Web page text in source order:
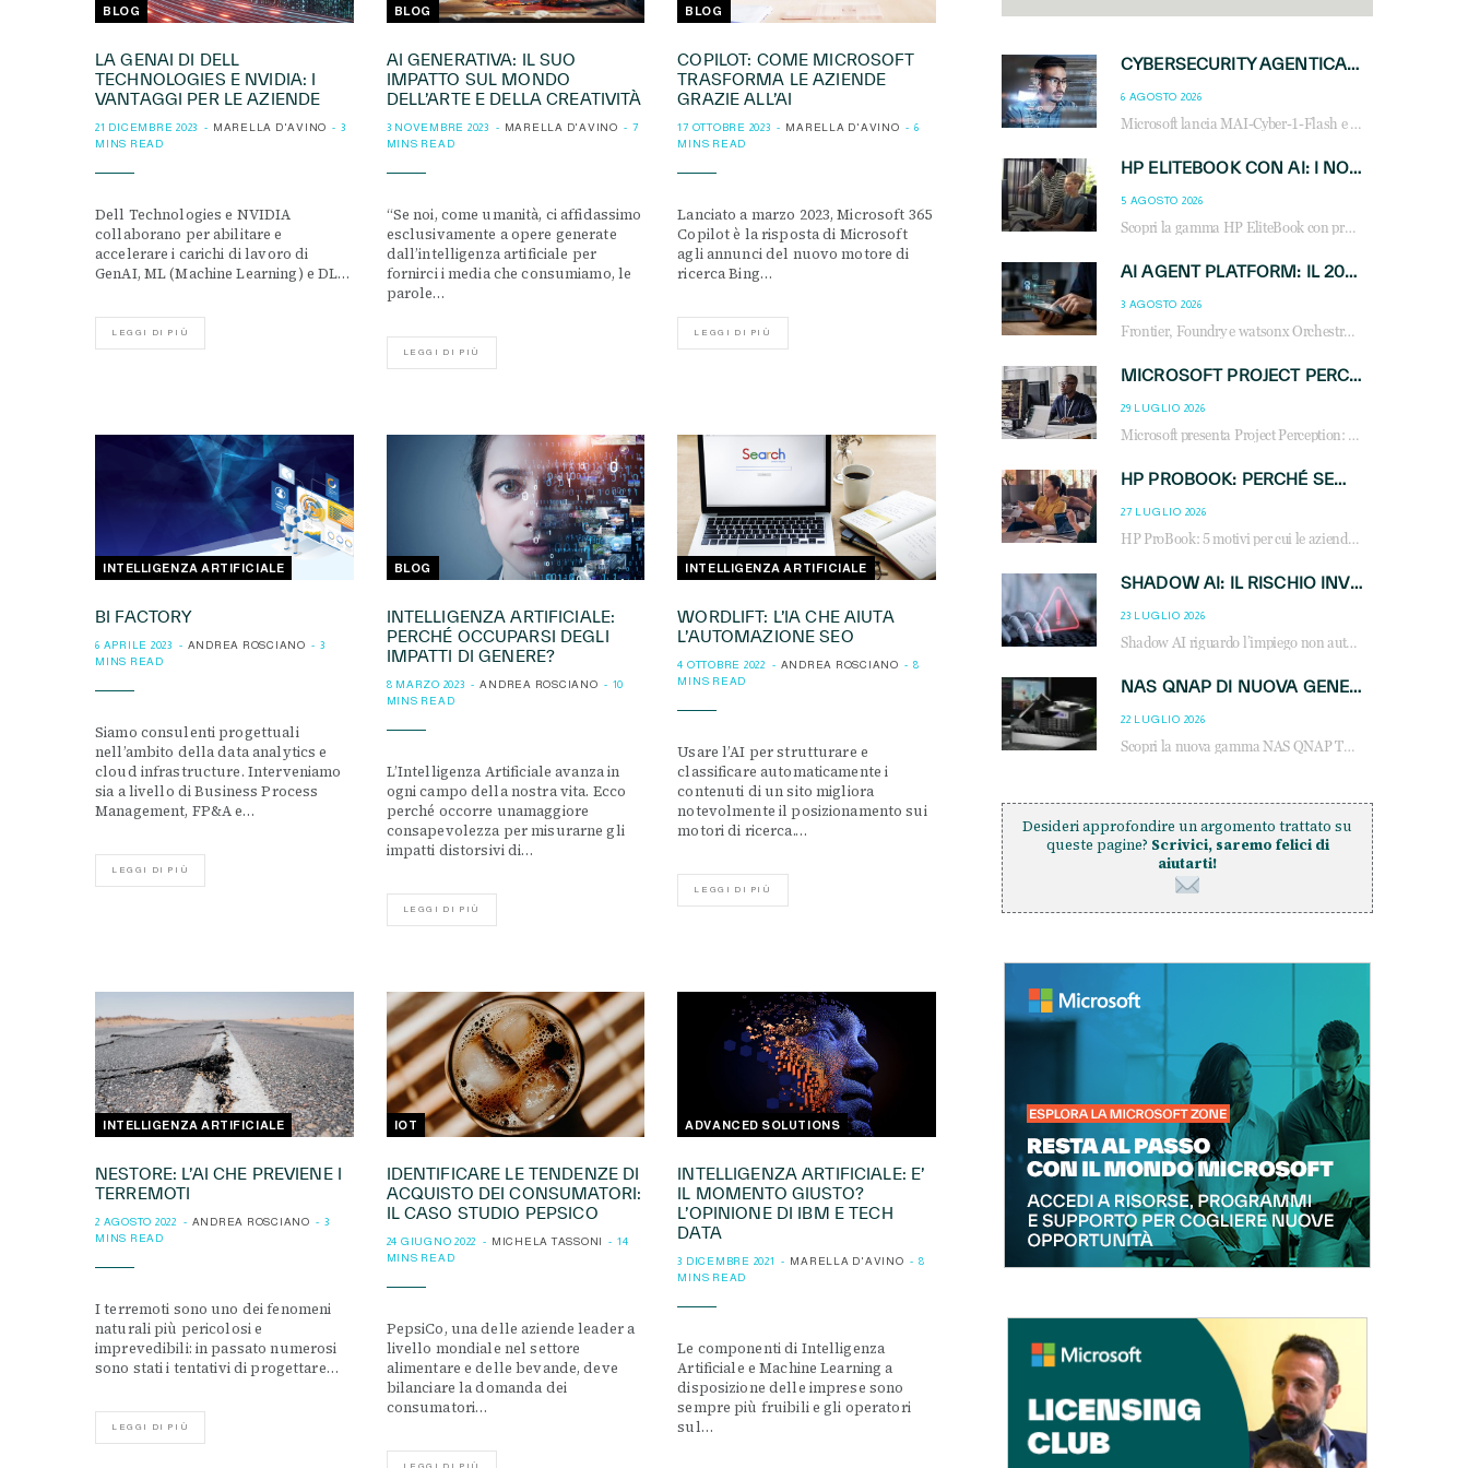
BLOG
LA GENAI DI DELL
TECHNOLOGIES E NVIDIA: I
VANTAGGI PER LE AZIENDE
21 DICEMBRE 2023 MARELLA D'AVINO
3
MINS READ
Dell Technologies e NVIDIA
collaborano per abilitare e
accelerare i carichi di lavoro di
GenAI, ML (Machine Learning) e DL…
LEGGI DI PIÙ
BLOG
AI GENERATIVA: IL SUO
IMPATTO SUL MONDO
DELL’ARTE E DELLA CREATIVITÀ
3 NOVEMBRE 2023 MARELLA D'AVINO
7
MINS READ
“Se noi, come umanità, ci affidassimo
esclusivamente a opere generate
dall’intelligenza artificiale per
fornirci i media che consumiamo, le
parole…
LEGGI DI PIÙ
BLOG
COPILOT: COME MICROSOFT
TRASFORMA LE AZIENDE
GRAZIE ALL’AI
17 OTTOBRE 2023 MARELLA D'AVINO
6
MINS READ
Lanciato a marzo 2023, Microsoft 365
Copilot è la risposta di Microsoft
agli annunci del nuovo motore di
ricerca Bing…
LEGGI DI PIÙ
INTELLIGENZA ARTIFICIALE
BI FACTORY
6 APRILE 2023 ANDREA ROSCIANO
3
MINS READ
Siamo consulenti progettuali
nell’ambito della data analytics e
cloud infrastructure. Interveniamo
sia a livello di Business Process
Management, FP&A e…
LEGGI DI PIÙ
BLOG
INTELLIGENZA ARTIFICIALE:
PERCHÉ OCCUPARSI DEGLI
IMPATTI DI GENERE?
8 MARZO 2023 ANDREA ROSCIANO
10
MINS READ
L’Intelligenza Artificiale avanza in
ogni campo della nostra vita. Ecco
perché occorre unamaggiore
consapevolezza per misurarne gli
impatti distorsivi di…
LEGGI DI PIÙ
INTELLIGENZA ARTIFICIALE
WORDLIFT: L’IA CHE AIUTA
L’AUTOMAZIONE SEO
4 OTTOBRE 2022 ANDREA ROSCIANO
8
MINS READ
Usare l’AI per strutturare e
classificare automaticamente i
contenuti di un sito migliora
notevolmente il posizionamento sui
motori di ricerca.…
LEGGI DI PIÙ
INTELLIGENZA ARTIFICIALE
NESTORE: L’AI CHE PREVIENE I
TERREMOTI
2 AGOSTO 2022 ANDREA ROSCIANO
3
MINS READ
I terremoti sono uno dei fenomeni
naturali più pericolosi e
imprevedibili: in passato numerosi
sono stati i tentativi di progettare…
LEGGI DI PIÙ
IOT
IDENTIFICARE LE TENDENZE DI
ACQUISTO DEI CONSUMATORI:
IL CASO STUDIO PEPSICO
24 GIUGNO 2022 MICHELA TASSONI
14
MINS READ
PepsiCo, una delle aziende leader a
livello mondiale nel settore
alimentare e delle bevande, deve
bilanciare la domanda dei
consumatori…
ADVANCED SOLUTIONS
INTELLIGENZA ARTIFICIALE: E’
IL MOMENTO GIUSTO?
L’OPINIONE DI IBM E TECH
DATA
3 DICEMBRE 2021 MARELLA D'AVINO
8
MINS READ
Le componenti di Intelligenza
Artificiale e Machine Learning a
disposizione delle imprese sono
sempre più fruibili e gli operatori
sul…
CYBERSECURITY AGENTICA: CON PERCEPTION E MAI-CYBER-1-FLASH MICROSOFT APRE NUOVI SERVIZI PER IL CANALE
6 AGOSTO 2026
Microsoft lancia MAI-Cyber-1-Flash e Perception: cybersecurity agentica in preview dal 3 novembre. Cosa cambia per MSP, system integrator e reseller.
HP ELITEBOOK CON AI: I NOTEBOOK BUSINESS INTELLIGENTI CHE TRASFORMANO PRODUTTIVITÀ, SICUREZZA E LAVORO IBRIDO
5 AGOSTO 2026
Scopri la gamma HP EliteBook con processori Intel® Core™ Ultra e AMD Ryzen™ AI. Notebook business progettati per aumentare la produttività, migliorare la collaborazione e garantire sicurezza avanzata in ufficio e in mobilità.
AI AGENT PLATFORM: IL 2026 È L’ANNO DEL «SISTEMA OPERATIVO» PER GLI AGENTI AZIENDALI
3 AGOSTO 2026
Frontier, Foundry e watsonx Orchestrate: la guerra delle piattaforme AI agent ridisegna il mercato IT. Cosa cambia per reseller, MSP e system integrator.
MICROSOFT PROJECT PERCEPTION: COME GLI AGENTI AI CAMBIERANNO SOC, CYBERSECURITY E SERVIZI MSP
29 LUGLIO 2026
Microsoft presenta Project Perception: scopri come gli agenti AI possono trasformare cybersecurity, SOC e servizi gestiti degli MSP.
HP PROBOOK: PERCHÉ SEMPRE PIÙ AZIENDE SCELGONO NOTEBOOK PROGETTATI PER IL LAVORO MODERNO
27 LUGLIO 2026
HP ProBook: 5 motivi per cui le aziende scelgono i notebook business HP per migliorare produttività, sicurezza e gestione dell’AI.
SHADOW AI: IL RISCHIO INVISIBILE CHE LE AZIENDE POSSONO GOVERNARE
23 LUGLIO 2026
Shadow AI riguardo l’impiego non autorizzato di sistemi AI all’interno dell’azienda. E’ una pratica che si diffonde a partire dai dipendenti fino ai dirigenti e mette a repentaglio la cybersecurity, con costi più elevati per le organizzazioni. Due recenti report illustrano il fenomeno e forniscono dati in merito
NAS QNAP DI NUOVA GENERAZIONE: PIÙ PRESTAZIONI, SCALABILITÀ E PROTEZIONE DEI DATI PER LE INFRASTRUTTURE IT MODERNE
22 LUGLIO 2026
Scopri la nuova gamma NAS QNAP TS-h1465U-RP, TS-h1065eU e TS-h665U: storage aziendale con ZFS, DDR5, E1.S NVMe e connettività 2.5GbE per backup, virtualizzazione e cybersecurity.
Desideri approfondire un argomento trattato su
queste pagine? Scrivici, saremo felici di
aiutarti!